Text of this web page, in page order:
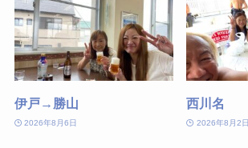
伊戸→勝山
2026年8月6日
西川名
2026年8月2日